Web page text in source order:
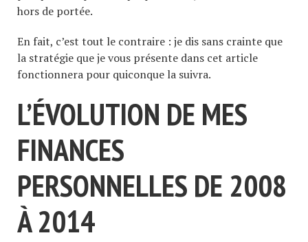
hors de portée.
En fait, c’est tout le contraire : je dis sans crainte que
la stratégie que je vous présente dans cet article
fonctionnera pour quiconque la suivra.
L’ÉVOLUTION DE MES
FINANCES
PERSONNELLES DE 2008
À 2014